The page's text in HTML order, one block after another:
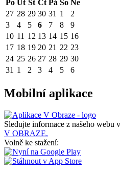
Po Út St Čt Pá So Ne
27 28 29 30 31 1
2
3
4 5 6 7 8
9
10 11 12 13 14 15 16
17 18 19 20 21 22 23
24 25 26 27 28 29 30
31 1 2 3 4 5 6
Mobilní aplikace
Sledujte informace z našeho webu v
V OBRAZE.
Volně ke stažení: